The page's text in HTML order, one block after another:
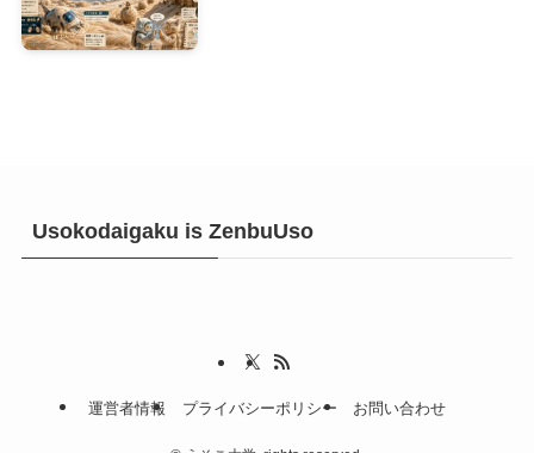
Usokodaigaku is ZenbuUso
運営者情報 プライバシーポリシー お問い合わせ